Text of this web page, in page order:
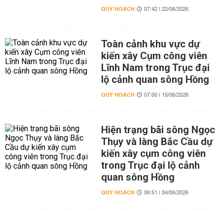
QUY HOẠCH 07:42 | 22/06/2026
Toàn cảnh khu vực dự
kiến xây Cụm công viên
Lĩnh Nam trong Trục đại
lộ cảnh quan sông Hồng
QUY HOẠCH 07:00 | 15/06/2026
Hiện trạng bãi sông Ngọc
Thụy và làng Bắc Cầu dự
kiến xây cụm công viên
trong Trục đại lộ cảnh
quan sông Hồng
QUY HOẠCH 06:51 | 04/06/2026